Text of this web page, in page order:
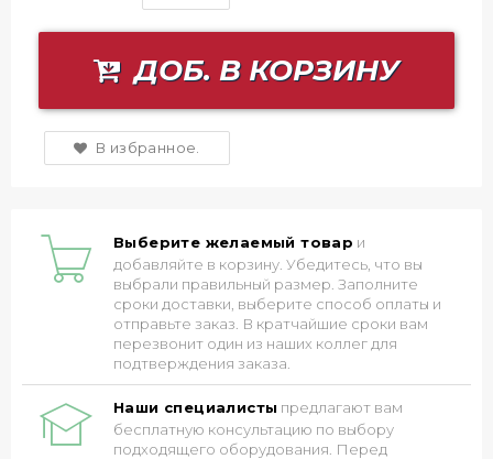
ДОБ. В КОРЗИНУ
В избранное.
Выберите желаемый товар и
добавляйте в корзину. Убедитесь, что вы
выбрали правильный размер. Заполните
сроки доставки, выберите способ оплаты и
отправьте заказ. В кратчайшие сроки вам
перезвонит один из наших коллег для
подтверждения заказа.
Наши специалисты предлагают вам
бесплатную консультацию по выбору
подходящего оборудования. Перед